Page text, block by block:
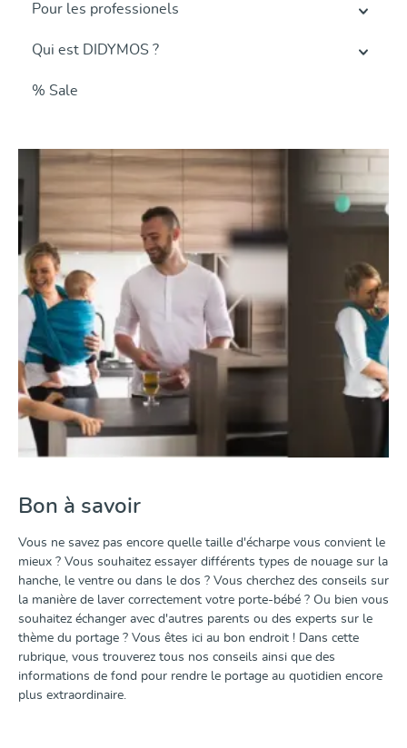
Pour les professionels
Qui est DIDYMOS ?
% Sale
Bon à savoir
Vous ne savez pas encore quelle taille d'écharpe vous convient le
mieux ? Vous souhaitez essayer différents types de nouage sur la
hanche, le ventre ou dans le dos ? Vous cherchez des conseils sur
la manière de laver correctement votre porte-bébé ? Ou bien vous
souhaitez échanger avec d'autres parents ou des experts sur le
thème du portage ? Vous êtes ici au bon endroit ! Dans cette
rubrique, vous trouverez tous nos conseils ainsi que des
informations de fond pour rendre le portage au quotidien encore
plus extraordinaire.